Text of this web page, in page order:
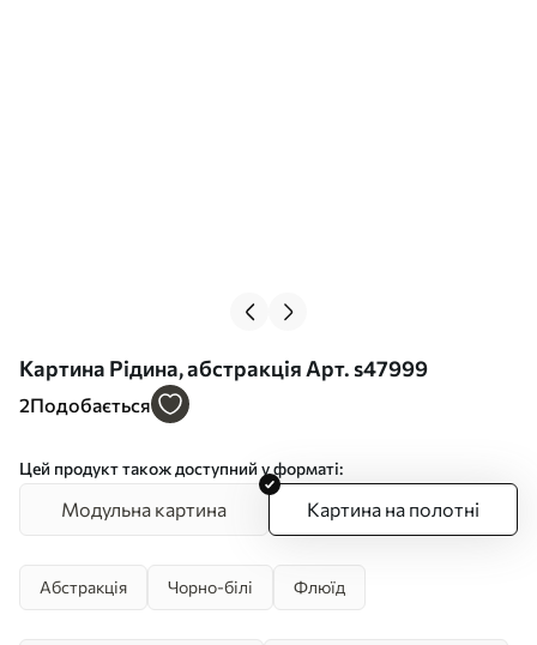
Картина Рідина, абстракція Арт. s47999
2Подобається
Цей продукт також доступний у форматі:
Модульна картина Картина на полотні
Абстракція Чорно-білі Флюїд